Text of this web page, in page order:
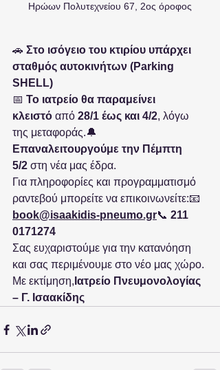
Ηρώων Πολυτεχνείου 67, 2ος όροφος
🚗 Στο ισόγειο του κτιρίου υπάρχει
σταθμός αυτοκινήτων (Parking
SHELL)
📅 Το ιατρείο θα παραμείνει
κλειστό από 28/1 έως και 4/2, λόγω
της μεταφοράς.🔔
Επαναλειτουργούμε την Πέμπτη
5/2 στη νέα μας έδρα.
Για πληροφορίες και προγραμματισμό
ραντεβού μπορείτε να επικοινωνείτε:📧
book@isaakidis-pneumo.gr📞 211
0171274
Σας ευχαριστούμε για την κατανόηση
και σας περιμένουμε στο νέο μας χώρο.
Με εκτίμηση, Ιατρείο Πνευμονολογίας
– Γ. Ισαακίδης